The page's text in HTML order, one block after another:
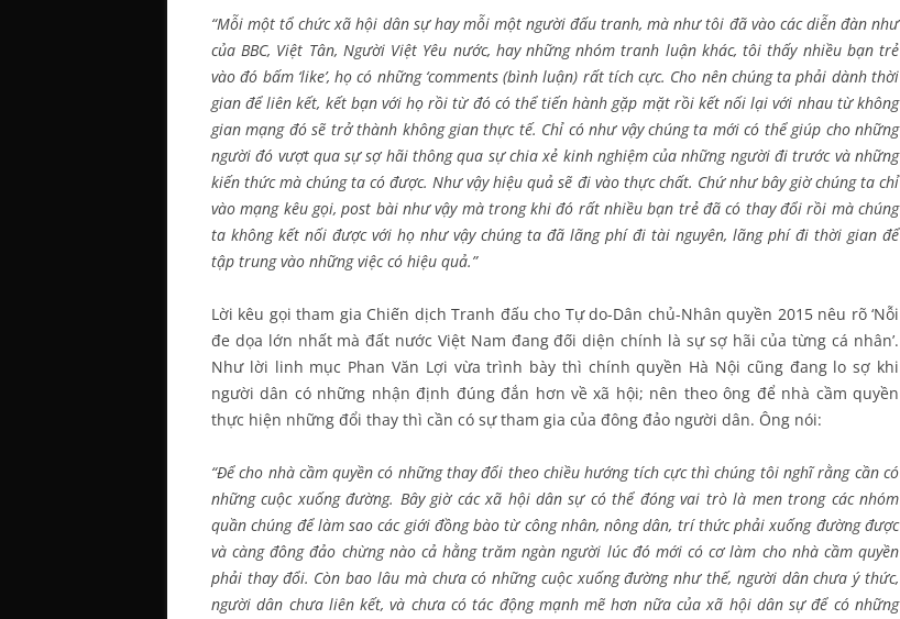
“Mỗi một tổ chức xã hội dân sự hay mỗi một người đấu tranh, mà như tôi đã vào các diễn đàn như
của BBC, Việt Tân, Người Việt Yêu nước, hay những nhóm tranh luận khác, tôi thấy nhiều bạn trẻ
vào đó bấm ‘like’, họ có những ‘comments (bình luận) rất tích cực. Cho nên chúng ta phải dành thời
gian để liên kết, kết bạn với họ rồi từ đó có thể tiến hành gặp mặt rồi kết nối lại với nhau từ không
gian mạng đó sẽ trở thành không gian thực tế. Chỉ có như vậy chúng ta mới có thể giúp cho những
người đó vượt qua sự sợ hãi thông qua sự chia xẻ kinh nghiệm của những người đi trước và những
kiến thức mà chúng ta có được. Như vậy hiệu quả sẽ đi vào thực chất. Chứ như bây giờ chúng ta chỉ
vào mạng kêu gọi, post bài như vậy mà trong khi đó rất nhiều bạn trẻ đã có thay đổi rồi mà chúng
ta không kết nối được với họ như vậy chúng ta đã lãng phí đi tài nguyên, lãng phí đi thời gian để
tập trung vào những việc có hiệu quả.”
Lời kêu gọi tham gia Chiến dịch Tranh đấu cho Tự do-Dân chủ-Nhân quyền 2015 nêu rõ ‘Nỗi
đe dọa lớn nhất mà đất nước Việt Nam đang đối diện chính là sự sợ hãi của từng cá nhân’.
Như lời linh mục Phan Văn Lợi vừa trình bày thì chính quyền Hà Nội cũng đang lo sợ khi
người dân có những nhận định đúng đắn hơn về xã hội; nên theo ông để nhà cầm quyền
thực hiện những đổi thay thì cần có sự tham gia của đông đảo người dân. Ông nói:
“Để cho nhà cầm quyền có những thay đổi theo chiều hướng tích cực thì chúng tôi nghĩ rằng cần có
những cuộc xuống đường. Bây giờ các xã hội dân sự có thể đóng vai trò là men trong các nhóm
quần chúng để làm sao các giới đồng bào từ công nhân, nông dân, trí thức phải xuống đường được
và càng đông đảo chừng nào cả hằng trăm ngàn người lúc đó mới có cơ làm cho nhà cầm quyền
phải thay đổi. Còn bao lâu mà chưa có những cuộc xuống đường như thế, người dân chưa ý thức,
người dân chưa liên kết, và chưa có tác động mạnh mẽ hơn nữa của xã hội dân sự để có những